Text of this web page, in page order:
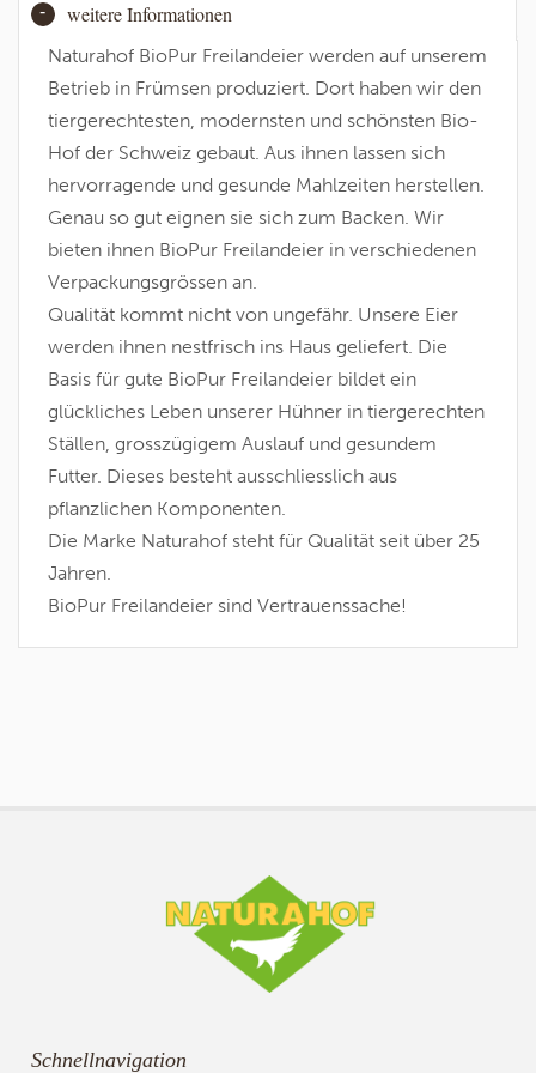
weitere Informationen
Naturahof BioPur Freilandeier werden auf unserem
Betrieb in Frümsen produziert. Dort haben wir den
tiergerechtesten, modernsten und schönsten Bio-
Hof der Schweiz gebaut. Aus ihnen lassen sich
hervorragende und gesunde Mahlzeiten herstellen.
Genau so gut eignen sie sich zum Backen. Wir
bieten ihnen BioPur Freilandeier in verschiedenen
Verpackungsgrössen an.
Qualität kommt nicht von ungefähr. Unsere Eier
werden ihnen nestfrisch ins Haus geliefert. Die
Basis für gute BioPur Freilandeier bildet ein
glückliches Leben unserer Hühner in tiergerechten
Ställen, grosszügigem Auslauf und gesundem
Futter. Dieses besteht ausschliesslich aus
pflanzlichen Komponenten.
Die Marke Naturahof steht für Qualität seit über 25
Jahren.
BioPur Freilandeier sind Vertrauenssache!
Schnellnavigation